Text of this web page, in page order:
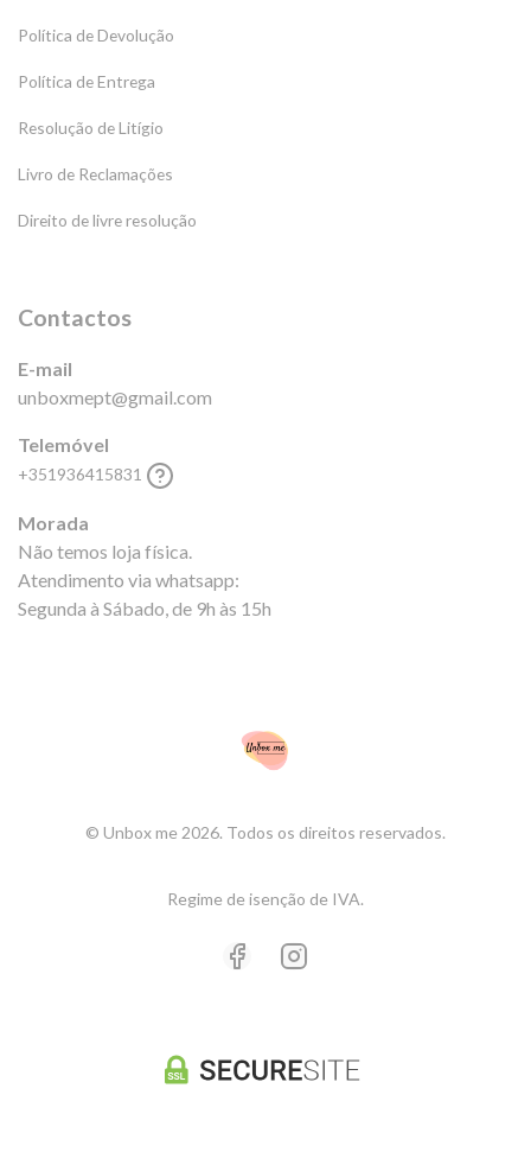
© Unbox me 2026. Todos os direitos reservados.
Regime de isenção de IVA.
Política de Devolução
Política de Entrega
Resolução de Litígio
Livro de Reclamações
Direito de livre resolução
Contactos
E-mail
unboxmept@gmail.com
Telemóvel
+351936415831
Morada
Não temos loja física.
Atendimento via whatsapp:
Segunda à Sábado, de 9h às 15h